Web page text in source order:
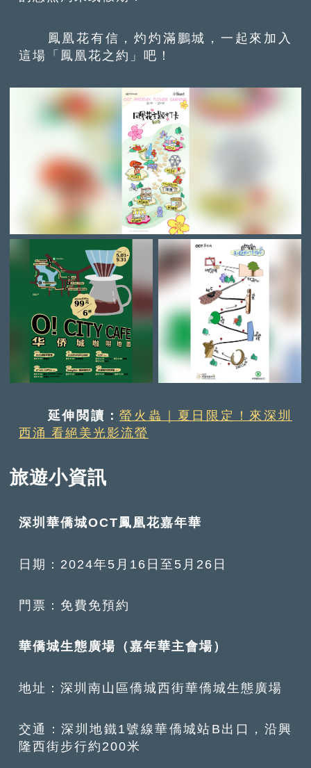
鳳凰花有信，灼灼滿鵬城，一起來加入
這場「鳳凰花之約」吧！
延伸閲讀：螢火蟲｜夏日限定！來深圳
西涌 看絕美光影流螢
旅遊小資訊
深圳華僑城OCT鳳凰花嘉年華
日期：2024年5月16日至5月26日
門票：免費免預約
華僑城生態廣場（嘉年華主會場）
地址：深圳南山區僑城西街華僑城生態廣場
交通：深圳地鐵1號線華僑城站B出口，沿興
隆西街步行約200米